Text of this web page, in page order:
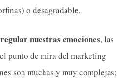
o desagradable.
regular nuestras emociones, las
punto de mira del marketing
son muchas y muy complejas;